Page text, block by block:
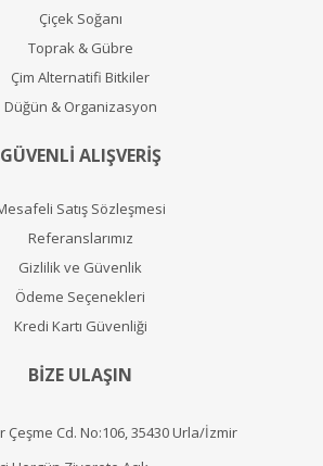
Çiçek Soğanı
Toprak & Gübre
Çim Alternatifi Bitkiler
Düğün & Organizasyon
GÜVENLİ ALIŞVERİŞ
Satış Sözleşmesi
Referanslarımız
Gizlilik ve Güvenlik
Ödeme Seçenekleri
Kredi Kartı Güvenliği
BİZE ULAŞIN
Cd. No:106, 35430 Urla/İzmir